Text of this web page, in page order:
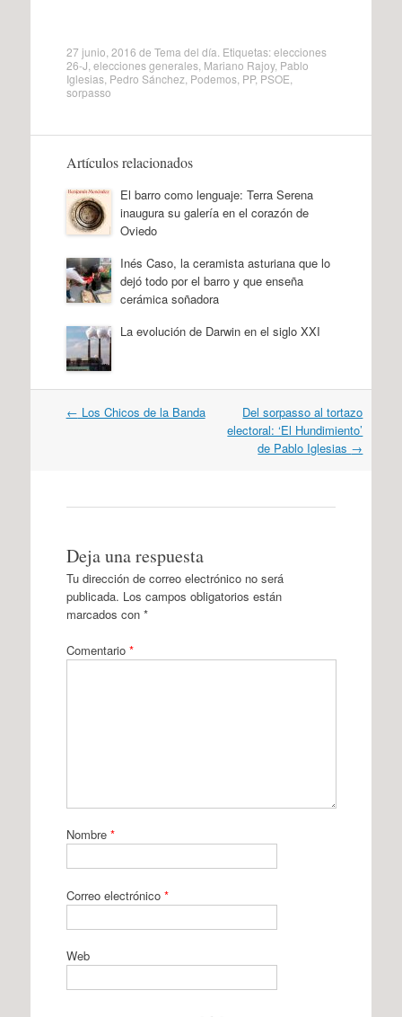
27 junio, 2016 de Tema del día . Etiquetas:elecciones
26-J elecciones generales, Mariano Rajoy, Pablo
Iglesias, Pedro Sánchez, Podemos, PP, PSOE
sorpasso
Artículos relacionados
El barro como lenguaje: Terra Serena
inaugura su galería en el corazón de
Oviedo
Inés Caso, la ceramista asturiana que lo
dejó todo por el barro y que enseña
cerámica soñadora
La evolución de Darwin en el siglo XXI
Navegación
← Los Chicos de la Banda
Del sorpasso al tortazo
electoral: ‘El Hundimiento’
de Pablo Iglesias →
Deja una respuesta
Tu dirección de correo electrónico no será
publicada. Los campos obligatorios están
marcados con *
Comentario *
Nombre *
Correo electrónico *
Web